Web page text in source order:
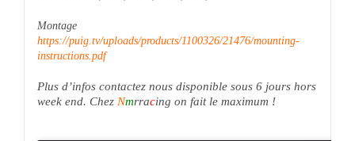
Montage
https://puig.tv/uploads/products/1100326/21476/mounting-
instructions.pdf
Plus d’infos contactez nous disponible sous 6 jours hors
week end. ChezNmrracing on fait le maximum !